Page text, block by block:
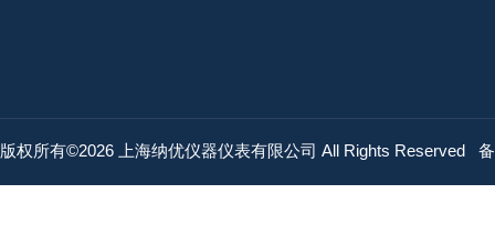
版权所有©2026 上海纳优仪器仪表有限公司 All Rights Reserved